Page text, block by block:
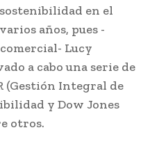
en el
años, pues -
Lucy
a cabo una serie de
(Gestión Integral de
y Dow Jones
otros.